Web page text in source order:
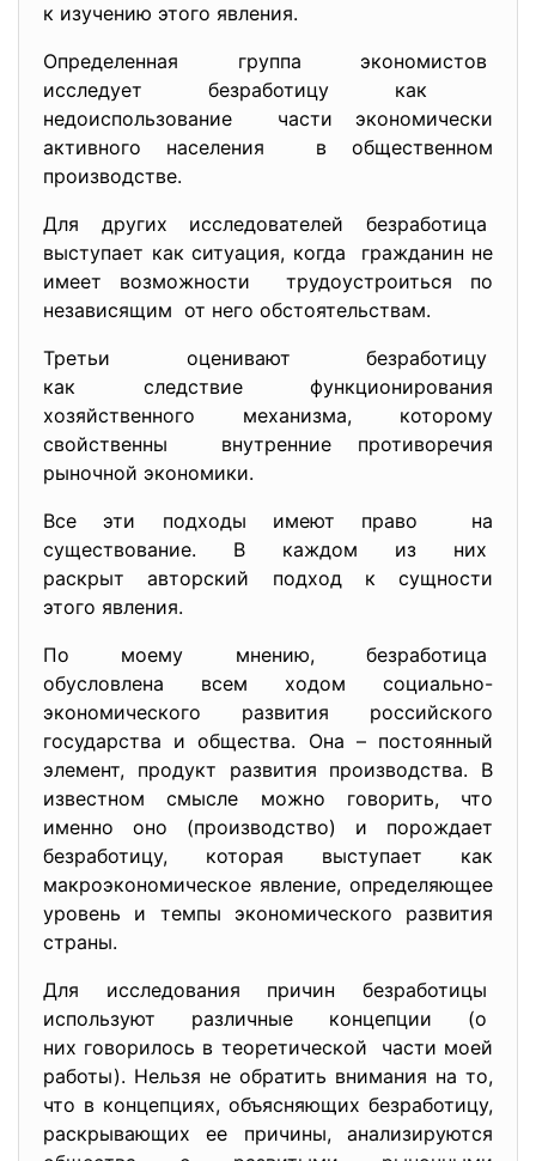
к изучению этого явления.
Определенная группа экономистов
исследует безработицу как
недоиспользование части экономически
активного населения в общественном
производстве.
Для других исследователей безработица
выступает как ситуация, когда гражданин не
имеет возможности трудоустроиться по
независящим от него обстоятельствам.
Третьи оценивают безработицу
как следствие функционирования
хозяйственного механизма, которому
свойственны внутренние противоречия
рыночной экономики.
Все эти подходы имеют право на
существование. В каждом из них
раскрыт авторский подход к сущности
этого явления.
По моему мнению, безработица
обусловлена всем ходом социально-
экономического развития российского
государства и общества. Она – постоянный
элемент, продукт развития производства. В
известном смысле можно говорить, что
именно оно (производство) и порождает
безработицу, которая выступает как
макроэкономическое явление, определяющее
уровень и темпы экономического развития
страны.
Для исследования причин безработицы
используют различные концепции (о
них говорилось в теоретической части моей
работы). Нельзя не обратить внимания на то,
что в концепциях, объясняющих безработицу,
раскрывающих ее причины, анализируются